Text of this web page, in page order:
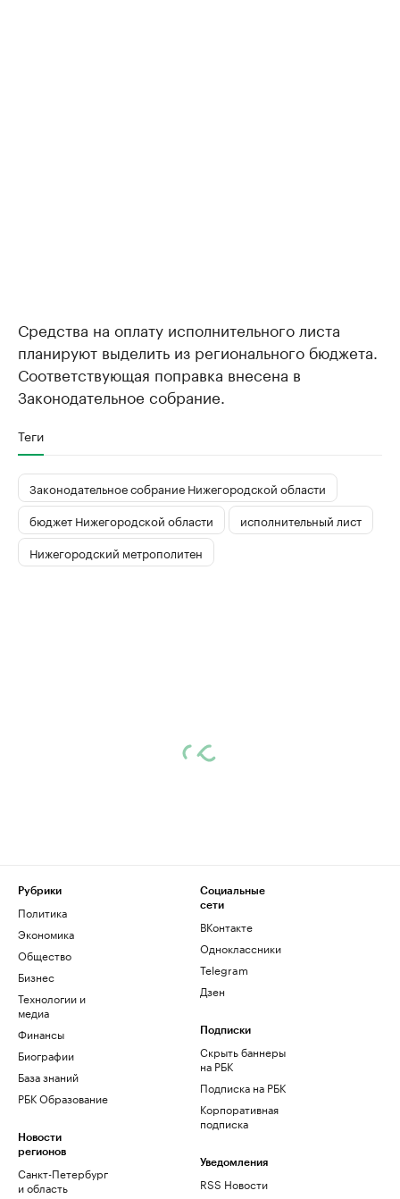
Средства на оплату исполнительного листа
планируют выделить из регионального бюджета.
Соответствующая поправка внесена в
Законодательное собрание.
Теги
Законодательное собрание Нижегородской области
бюджет Нижегородской области
исполнительный лист
Нижегородский метрополитен
Рубрики
Политика
Экономика
Общество
Бизнес
Технологии и
медиа
Финансы
Биографии
База знаний
РБК Образование
Новости
регионов
Санкт-Петербург
и область
Социальные
сети
ВКонтакте
Одноклассники
Telegram
Дзен
Подписки
Скрыть баннеры
на РБК
Подписка на РБК
Корпоративная
подписка
Уведомления
RSS Новости